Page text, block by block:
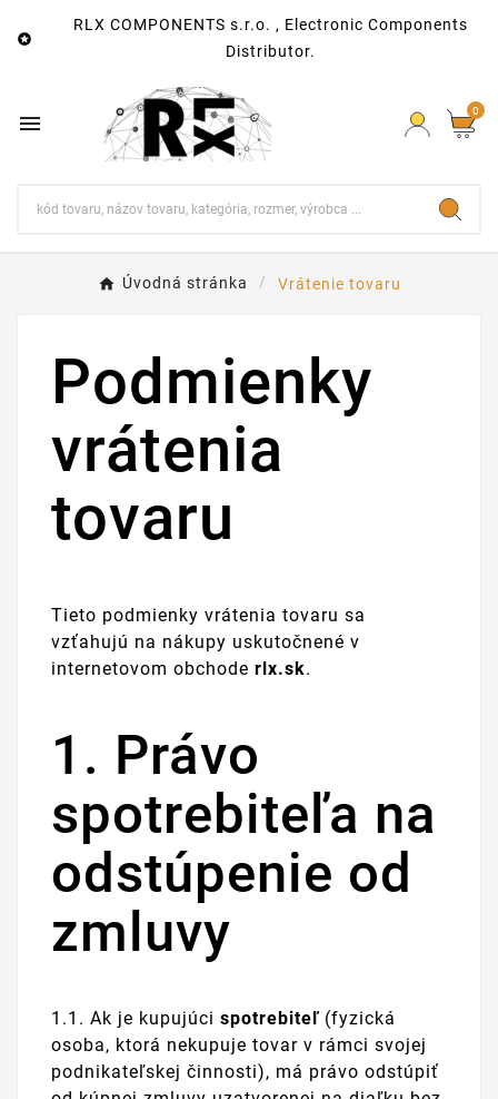

RLX COMPONENTS s.r.o. , Electronic Components
Distributor.
 0
Úvodná stránka Vrátenie tovaru
Podmienky
vrátenia
tovaru
Tieto podmienky vrátenia tovaru sa
vzťahujú na nákupy uskutočnené v
internetovom obchode rlx.sk.
1. Právo
spotrebiteľa na
odstúpenie od
zmluvy
1.1. Ak je kupujúci spotrebiteľ(fyzická
osoba, ktorá nekupuje tovar v rámci svojej
podnikateľskej činnosti), má právo odstúpiť